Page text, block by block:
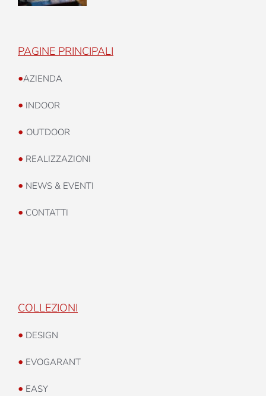
PAGINE PRINCIPALI
•AZIENDA
• INDOOR
• OUTDOOR
• REALIZZAZIONI
• NEWS & EVENTI
• CONTATTI
COLLEZIONI
• DESIGN
• EVOGARANT
• EASY